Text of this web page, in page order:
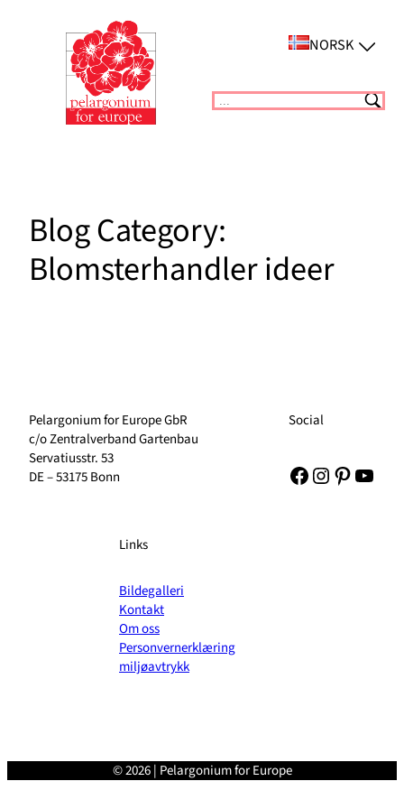
NORSK
Suchen
Blog Category:
Blomsterhandler ideer
Pelargonium for Europe GbR
c/o Zentralverband Gartenbau
Servatiusstr. 53
DE – 53175 Bonn
Social
Facebook
Instagram
Links
Bildegalleri
Kontakt
Om oss
Personvernerklæring
miljøavtrykk
© 2026 | Pelargonium for Europe